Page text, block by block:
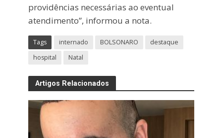
providências necessárias ao eventual
atendimento”, informou a nota.
Tags internado BOLSONARO
destaque
hospital
Natal
Artigos Relacionados